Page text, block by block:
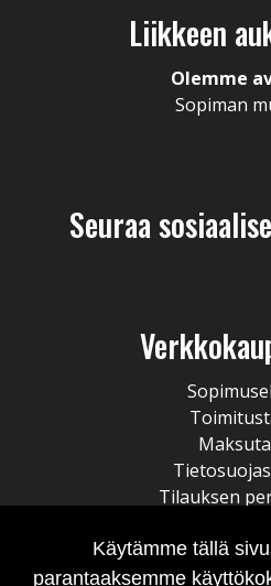
Liikkeen
Olemme
Sopiman
Seuraa
Tilauksen
Käytämme tällä
parantaaksemme